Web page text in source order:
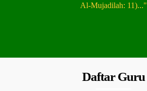
Al-Mujadilah: 11)..."
Daftar Guru